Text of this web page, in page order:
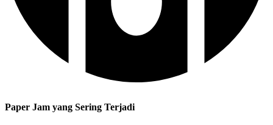
Paper Jam yang Sering Terjadi